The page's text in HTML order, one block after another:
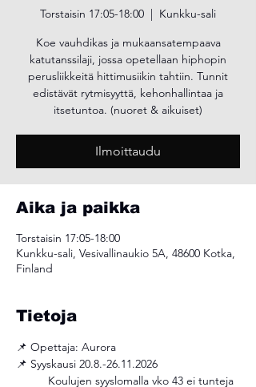
Torstaisin 17:05-18:00
  |
Kunkku-sali
Koe vauhdikas ja mukaansatempaava
katutanssilaji, jossa opetellaan hiphopin
perusliikkeitä hittimusiikin tahtiin. Tunnit
edistävät rytmisyyttä, kehonhallintaa ja
itsetuntoa. (nuoret & aikuiset)
Ilmoittaudu
Aika ja paikka
Torstaisin 17:05-18:00
Kunkku-sali, Vesivallinaukio 5A, 48600 Kotka,
Finland
Tietoja
📌 Opettaja: Aurora
📌 Syyskausi 20.8.-26.11.2026
	Koulujen syyslomalla vko 43 ei tunteja